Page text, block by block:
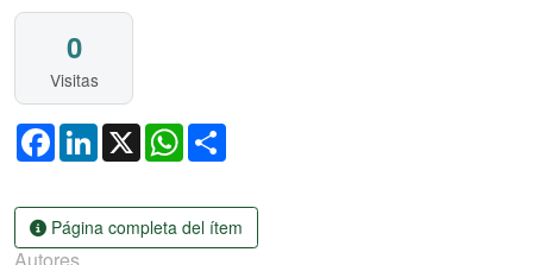
0
Visitas
FacebookLinkedIn
X WhatsApp
Página completa del ítem
Autores